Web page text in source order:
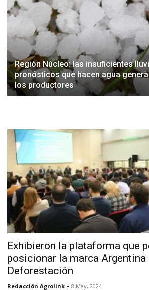
Región Núcleo: las insuficientes
pronósticos que hacen agua
los productores
Exhibieron la plataforma que
posicionar la marca Argentina
Deforestación
Redacción Agrolink - 8 May, 2024